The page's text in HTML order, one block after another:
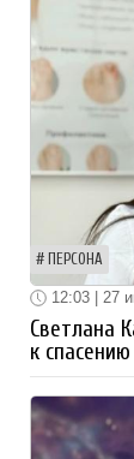
ПЕРСОНА
12:03 | 27
Светлана
к